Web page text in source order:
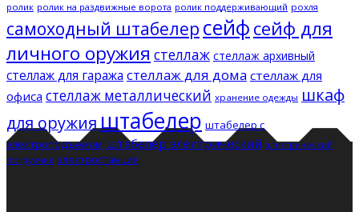
ролик ролик на раздвижные ворота ролик поддерживающий рохля
самоходный штабелер сейфсейф для
личного оружия стеллаж стеллаж архивный
стеллаж для гаража стеллаж для дома стеллаж для
офиса стеллаж металлический хранение одежды шкаф
для оружияштабелер штабелер с
электроподъемом штабелер электрический электрический
погрузчик электростанция